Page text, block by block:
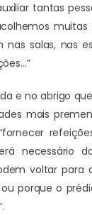
tantas
muitas
salas, nas
e no abrigo
mais
necessário
voltar para
porque o